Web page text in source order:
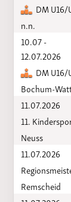
DM U16/
n.n.
10.07 -
12.07.2026
DM U16/
Bochum-
11.07.2026
11.
Neuss
11.07.2026
Remscheid